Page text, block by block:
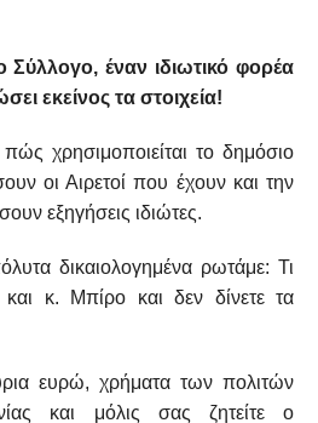
έναν ιδιωτικό φορέα
εκείνος τα στοιχεία!
χρησιμοποιείται το δημόσιο
οι Αιρετοί που έχουν και την
εξηγήσεις ιδιώτες.
δικαιολογημένα ρωτάμε: Τι
κ. Μπίρο και δεν δίνετε τα
ευρώ, χρήματα των πολιτών
και μόλις σας ζητείτε ο